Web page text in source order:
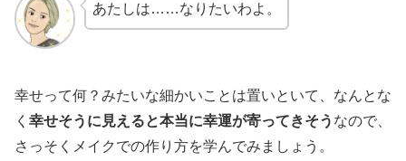
あたしは……なりたいわよ。
幸せって何？みたいな細かいことは置いといて、なんとな
く 幸せそうに見えると本当に幸運が寄ってきそう なので、
さっそくメイクでの作り方を学んでみましょう。